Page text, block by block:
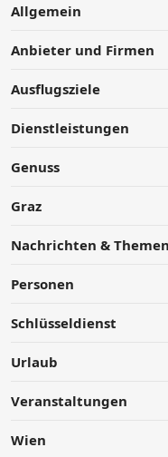
Allgemein
Anbieter und Firmen
Ausflugsziele
Dienstleistungen
Genuss
Graz
Nachrichten & Themen
Personen
Schlüsseldienst
Urlaub
Veranstaltungen
Wien